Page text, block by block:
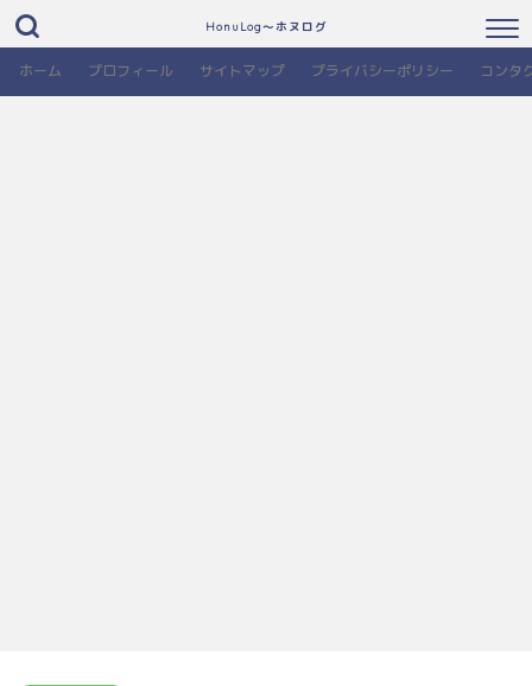
HonuLog～ホヌログ
ホーム プロフィール サイトマップ プライバシーポリシー コンタ